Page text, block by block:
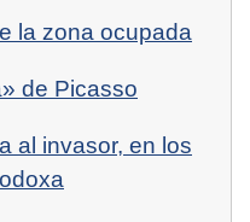
la zona ocupada
de Picasso
al invasor, en los